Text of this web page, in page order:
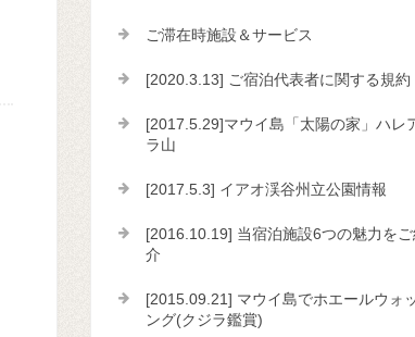
ご滞在時施設＆サービス
[2020.3.13] ご宿泊代表者に関する規約
[2017.5.29]マウイ島「太陽の家」ハレ
ラ山
[2017.5.3] イアオ渓谷州立公園情報
[2016.10.19] 当宿泊施設6つの魅力をご
介
[2015.09.21] マウイ島でホエールウォ
ング(クジラ鑑賞)